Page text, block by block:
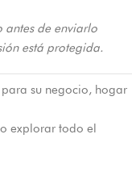
antes de enviarlo
está protegida.
su negocio, hogar
o explorar todo el